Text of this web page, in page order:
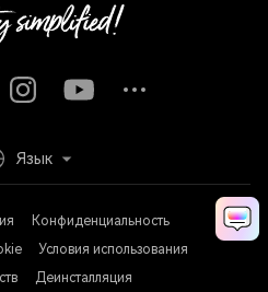
Конфиденциальность
Условия использования
Деинсталляция
Язык